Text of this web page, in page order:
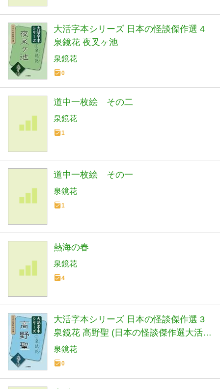
大活字本シリーズ 日本の怪談傑作選 4
泉鏡花 夜叉ヶ池
泉鏡花
0
道中一枚絵 その二
泉鏡花
1
道中一枚絵 その一
泉鏡花
1
熱海の春
泉鏡花
4
大活字本シリーズ 日本の怪談傑作選 3
泉鏡花 高野聖 (日本の怪談傑作選大活字
本シリーズ 3)
泉鏡花
0